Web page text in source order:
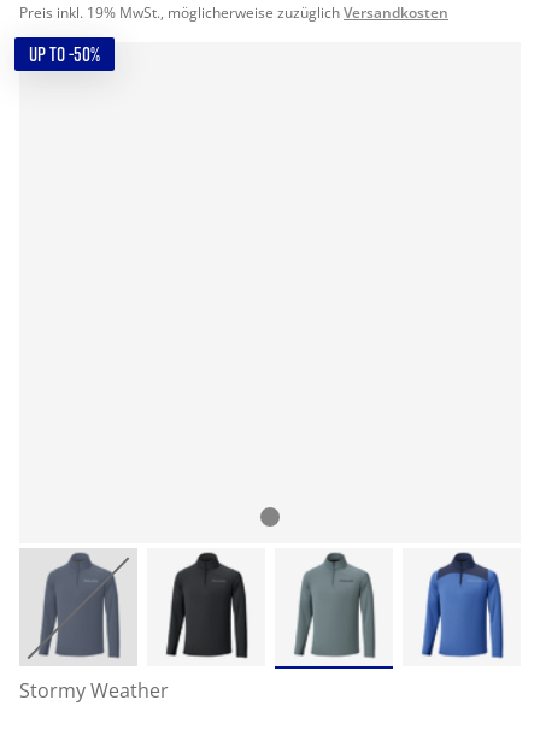
Preis inkl. 19% MwSt., möglicherweise zuzüglichVersandkosten
UP TO -50%
Stormy Weather